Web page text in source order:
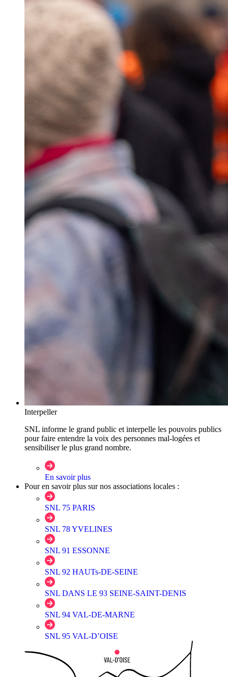
Interpeller
SNL informe le grand public et interpelle les pouvoirs publics
pour faire entendre la voix des personnes mal-logées et
sensibiliser le plus grand nombre.
En savoir plus
Pour en savoir plus sur nos associations locales :
SNL 75 PARIS
SNL 78 YVELINES
SNL 91 ESSONNE
SNL 92 HAUTs-DE-SEINE
SNL DANS LE 93 SEINE-SAINT-DENIS
SNL 94 VAL-DE-MARNE
SNL 95 VAL-D’OISE